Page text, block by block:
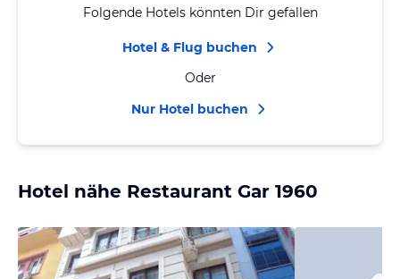
Folgende Hotels könnten Dir gefallen
Hotel & Flug buchen
Oder
Nur Hotel buchen
Hotel nähe Restaurant Gar 1960